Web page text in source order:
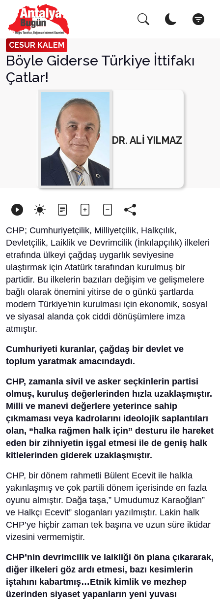
CESUR KALEM
Böyle Giderse Türkiye İttifakı
Çatlar!
DR. ALİ YILMAZ
CHP; Cumhuriyetçilik, Milliyetçilik, Halkçılık,
Devletçilik, Laiklik ve Devrimcilik (İnkılapçılık) ilkeleri
etrafında ülkeyi çağdaş uygarlık seviyesine
ulaştırmak için Atatürk tarafından kurulmuş bir
partidir. Bu ilkelerin bazıları değişim ve gelişmelere
bağlı olarak önemini yitirse de o günkü şartlarda
modern Türkiye'nin kurulması için ekonomik, sosyal
ve siyasal alanda çok ciddi dönüşümlere imza
atmıştır.
Cumhuriyeti kuranlar, çağdaş bir devlet ve
toplum yaratmak amacındaydı.
CHP, zamanla sivil ve asker seçkinlerin partisi
olmuş, kuruluş değerlerinden hızla uzaklaşmıştır.
Milli ve manevi değerlere yeterince sahip
çıkmaması veya kadrolarını ideolojik saplantıları
olan, “halka rağmen halk için” desturu ile hareket
eden bir zihniyetin işgal etmesi ile de geniş halk
kitlelerinden giderek uzaklaşmıştır.
CHP, bir dönem rahmetli Bülent Ecevit ile halkla
yakınlaşmış ve çok partili dönem içerisinde en fazla
oyunu almıştır. Dağa taşa,” Umudumuz Karaoğlan”
ve Halkçı Ecevit” sloganları yazılmıştır. Lakin halk
CHP’ye hiçbir zaman tek başına ve uzun süre iktidar
vizesini vermemiştir.
CHP’nin devrimcilik ve laikliği ön plana çıkararak,
diğer ilkeleri göz ardı etmesi, bazı kesimlerin
iştahını kabartmış…Etnik kimlik ve mezhep
üzerinden siyaset yapanların yeni yuvası
Arama Yap! Kapat